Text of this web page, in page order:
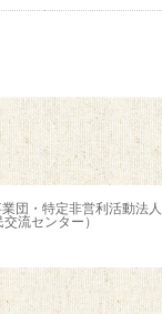
団・特定非営利活動
流センター）